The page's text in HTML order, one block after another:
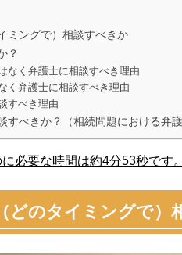
ミングで）相談すべきか
？
なく弁護士に相談すべき理由
く弁護士に相談すべき理由
すべき理由
べきか？（相続問題における弁護
必要な時間は約4分53秒です。
どのタイミングで）